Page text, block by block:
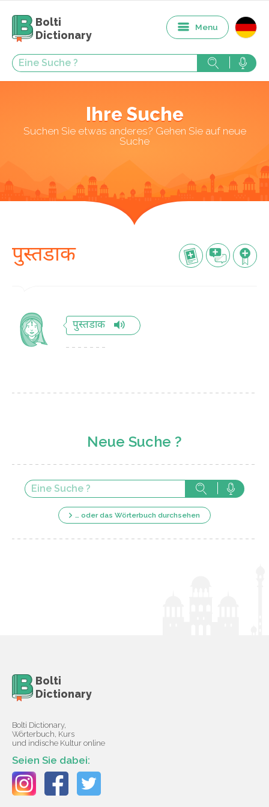
Bolti
Dictionary
Menu
Ihre Suche
Suchen Sie etwas anderes? Gehen Sie auf neue
Suche
पुस्तडाक
पुस्तडाक
Neue Suche ?
… oder das Wörterbuch durchsehen
Bolti
Dictionary
Bolti Dictionary,
Wörterbuch, Kurs
und indische Kultur online
Seien Sie dabei: